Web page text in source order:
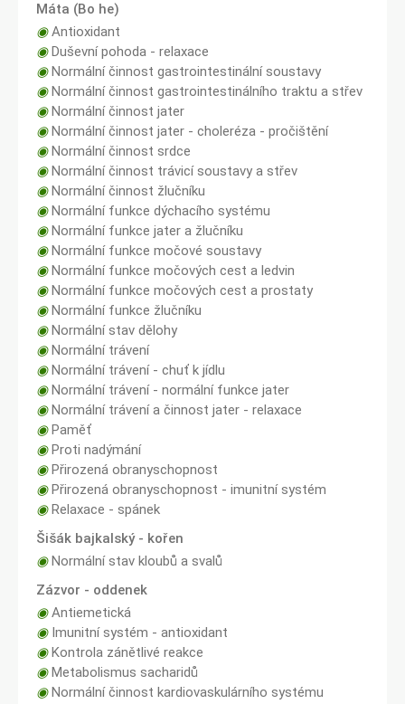
Máta (Bo he)
◉Antioxidant
◉Duševní pohoda - relaxace
◉Normální činnost gastrointestinální soustavy
◉Normální činnost gastrointestinálního traktu a střev
◉Normální činnost jater
◉Normální činnost jater - choleréza - pročištění
◉Normální činnost srdce
◉Normální činnost trávicí soustavy a střev
◉Normální činnost žlučníku
◉Normální funkce dýchacího systému
◉Normální funkce jater a žlučníku
◉Normální funkce močové soustavy
◉Normální funkce močových cest a ledvin
◉Normální funkce močových cest a prostaty
◉Normální funkce žlučníku
◉Normální stav dělohy
◉Normální trávení
◉Normální trávení - chuť k jídlu
◉Normální trávení - normální funkce jater
◉Normální trávení a činnost jater - relaxace
◉Paměť
◉Proti nadýmání
◉Přirozená obranyschopnost
◉Přirozená obranyschopnost - imunitní systém
◉Relaxace - spánek
Šišák bajkalský - kořen
◉Normální stav kloubů a svalů
Zázvor - oddenek
◉Antiemetická
◉Imunitní systém - antioxidant
◉Kontrola zánětlivé reakce
◉Metabolismus sacharidů
◉Normální činnost kardiovaskulárního systému